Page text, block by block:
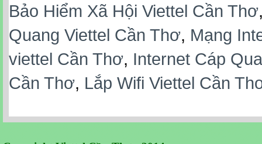
Bảo Hiểm Xã Hội Viettel Cần Thơ
Quang Viettel Cần Thơ, Mạng
viettel Cần Thơ, Internet Cáp
Cần Thơ, Lắp Wifi Viettel Cần